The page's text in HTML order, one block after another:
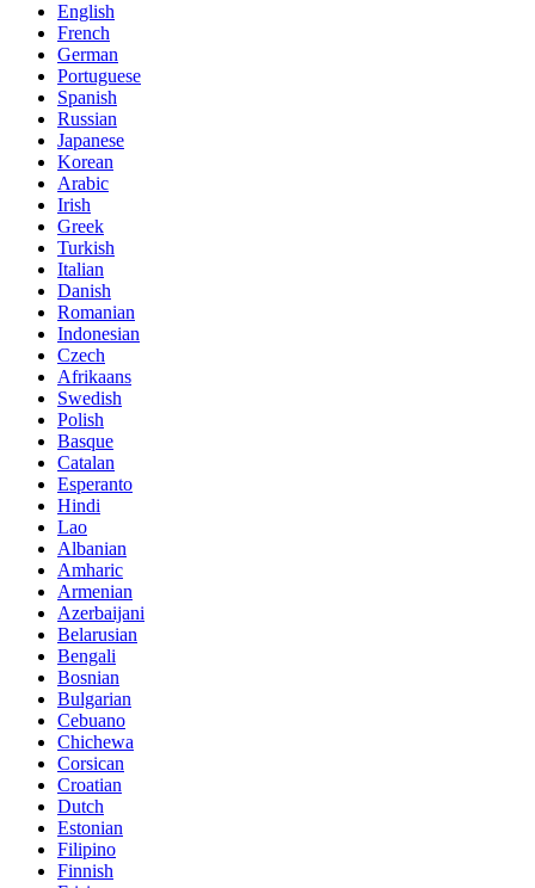
English
French
German
Portuguese
Spanish
Russian
Japanese
Korean
Arabic
Irish
Greek
Turkish
Italian
Danish
Romanian
Indonesian
Czech
Afrikaans
Swedish
Polish
Basque
Catalan
Esperanto
Hindi
Lao
Albanian
Amharic
Armenian
Azerbaijani
Belarusian
Bengali
Bosnian
Bulgarian
Cebuano
Chichewa
Corsican
Croatian
Dutch
Estonian
Filipino
Finnish